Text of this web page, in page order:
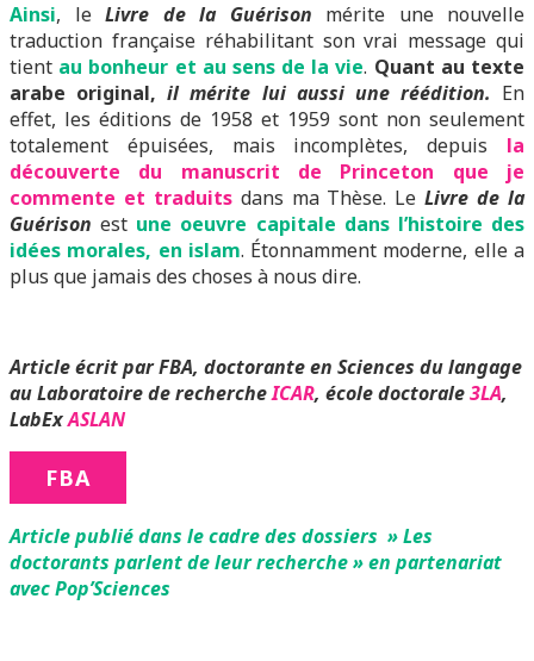
Ainsi, le Livre de la Guérison mérite une nouvelle
traduction française réhabilitant son vrai message qui
tient au bonheur et au sens de la vie. Quant au texte
arabe original,il mérite lui aussi une réédition. En
effet, les éditions de 1958 et 1959 sont non seulement
totalement épuisées, mais incomplètes, depuis la
découverte du manuscrit de Princeton que je
commente et traduitsdans ma Thèse. LeLivre de la
Guérison est une oeuvre capitale dans l’histoire des
idées morales, en islam. Étonnamment moderne, elle a
plus que jamais des choses à nous dire.
Article écrit par FBA, doctorante en Sciences du langage
au Laboratoire de rechercheICAR, école doctorale3LA,
LabExASLAN
FBA
Article publié dans le cadre des dossiers » Les
doctorants parlent de leur recherche » en partenariat
avec Pop’Sciences